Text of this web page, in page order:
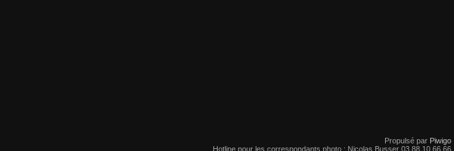
Propulsé par Piwigo
Hotline pour les correspondants photo : Nicolas Busser 03.88.10.66.66